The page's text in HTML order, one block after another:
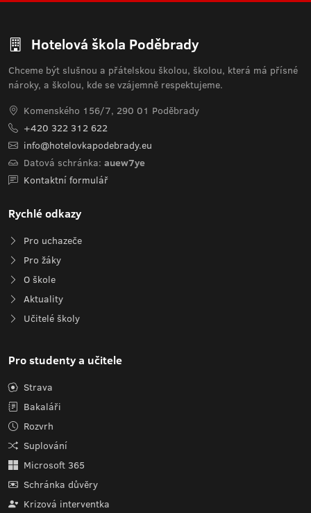
Hotelová škola Poděbrady
Chceme být slušnou a přátelskou školou, školou, která má přísné
nároky, a školou, kde se vzájemně respektujeme.
Komenského 156/7, 290 01 Poděbrady
+420 322 312 622
info@hotelovkapodebrady.eu
Datová schránka: auew7ye
Kontaktní formulář
Rychlé odkazy
Pro uchazeče
Pro žáky
O škole
Aktuality
Učitelé školy
Pro studenty a učitele
Strava
Bakaláři
Rozvrh
Suplování
Microsoft 365
Schránka důvěry
Krizová interventka